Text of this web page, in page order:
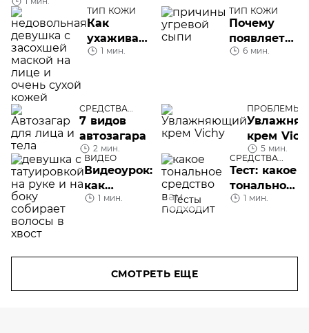
ТИП КОЖИ
Как
ухаживать
за сухой
1 мин.
ТИП КОЖИ
Почему
появляется
угревая
6 мин.
СРЕДСТВА
УХОДА
7 видов
автозагара
2 мин.
ПРОБЛЕМЫ
ЛИЦА
крем
5 мин.
ВИДЕО
Видеоурок:
как
ухаживать
тату?
1 мин. Тесты
СРЕДСТВА
УХОДА
Тест: какое
тональное
средство
1 мин.
СМОТРЕТЬ ЕЩЕ